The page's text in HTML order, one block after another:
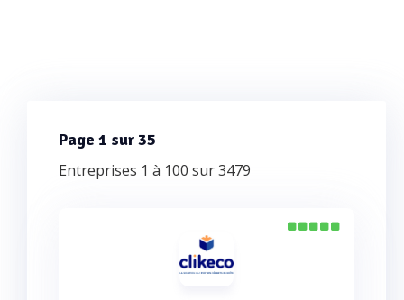
Page 1 sur 35
Entreprises 1 à 100 sur 3479